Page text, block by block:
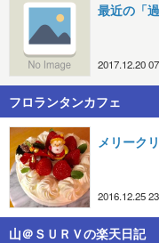
最近の「
2017.12.20
フロランタンカフェ
メリーク
2016.12.25
山＠ＳＵＲＶの楽天日記